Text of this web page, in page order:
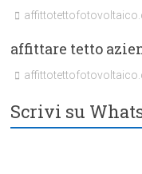
affittare tetto
Scrivi su